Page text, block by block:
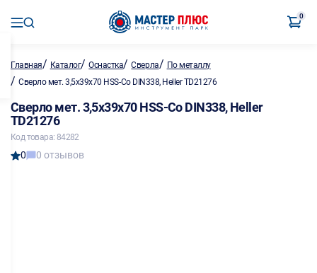
0
Главная/ Каталог/Оснастка/Сверла/ По металлу
/ Сверло мет. 3,5х39х70 HSS-Co DIN338, Heller TD21276
Сверло мет. 3,5х39х70 HSS-Co DIN338, Heller
TD21276
Код товара: 84282
0 0 отзывов